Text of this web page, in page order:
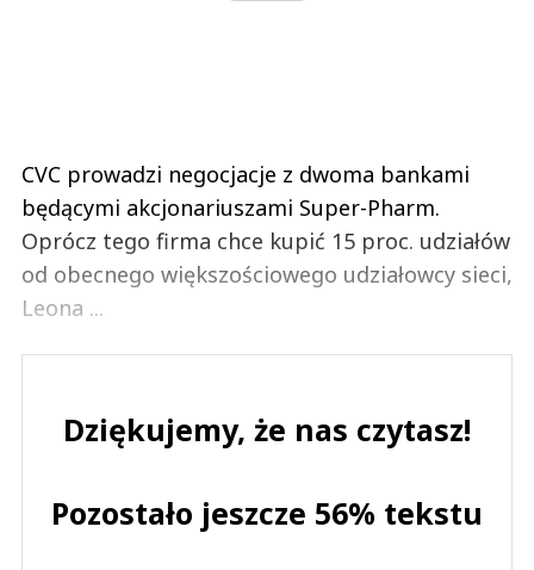
CVC prowadzi negocjacje z dwoma bankami
będącymi akcjonariuszami Super-Pharm.
Oprócz tego firma chce kupić 15 proc. udziałów
od obecnego większościowego udziałowcy sieci,
Leona ...
Dziękujemy, że nas czytasz!
Pozostało jeszcze 56% tekstu